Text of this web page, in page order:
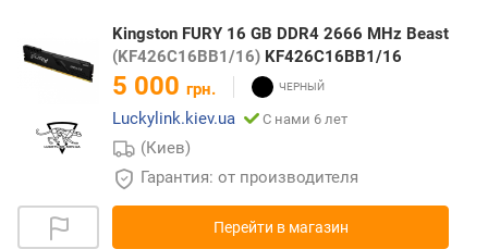
Kingston FURY 16 GB DDR4 2666 MHz Beast
(KF426C16BB1/16) KF426C16BB1/16
5 000 грн.
Luckylink.kiev.ua
С нами 6 лет
(Киев)
Гарантия: от производителя
Перейти в магазин